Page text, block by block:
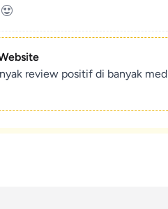
review positif di banyak